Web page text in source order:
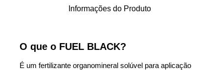
Informações do Produto
O que o FUEL BLACK?
É um fertilizante organomineral solúvel para aplicação